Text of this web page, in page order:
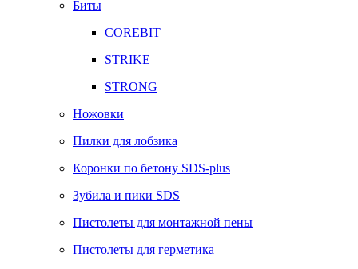
Биты
COREBIT
STRIKE
STRONG
Ножовки
Пилки для лобзика
Коронки по бетону SDS-plus
Зубила и пики SDS
Пистолеты для монтажной пены
Пистолеты для герметика